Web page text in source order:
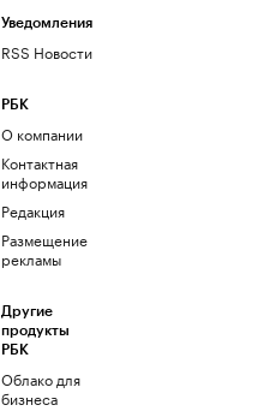
Уведомления
RSS Новости
РБК
О компании
Контактная
информация
Редакция
Размещение
рекламы
Другие
продукты
РБК
Облако для
бизнеса